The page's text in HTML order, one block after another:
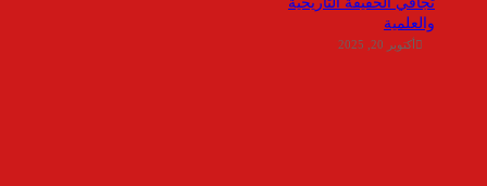
والعلمية
أكتوبر 20, 2025